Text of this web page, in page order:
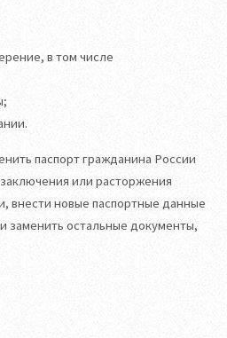
в том числе
паспорт гражданина России
или расторжения
внести новые паспортные данные
заменить остальные документы,